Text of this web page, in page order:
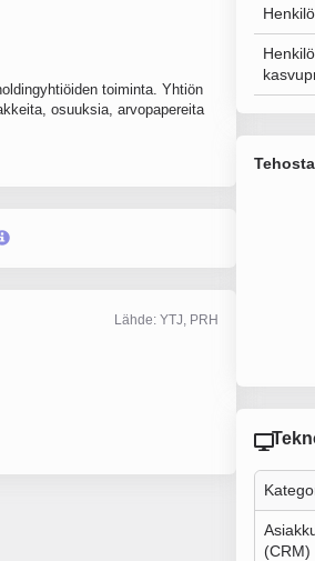
toiminta. Yhtiön
osuuksia, arvopapereita
Lähde: YTJ, PRH
(CRM)